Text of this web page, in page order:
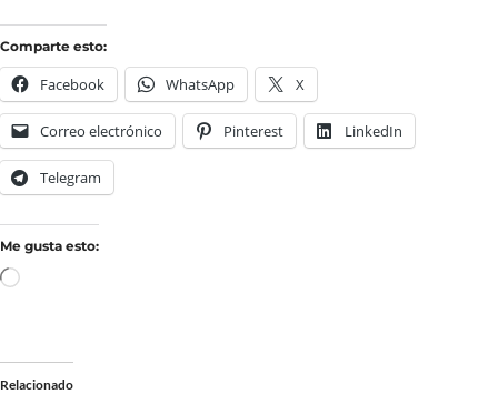
Comparte esto:
Facebook WhatsApp X
Correo electrónico Pinterest LinkedIn
Telegram
Me gusta esto:
Relacionado